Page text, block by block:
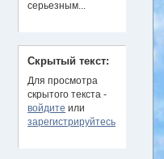
серьезным...
Скрытый текст:
Для просмотра
скрытого текста -
войдите или
зарегистрируйтесь